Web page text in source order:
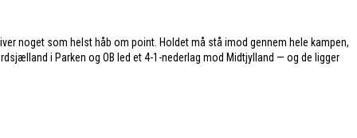
noget som helst håb om point. Holdet må stå imod gennem hele kampen,
i Parken og OB led et 4-1-nederlag mod Midtjylland — og de ligger